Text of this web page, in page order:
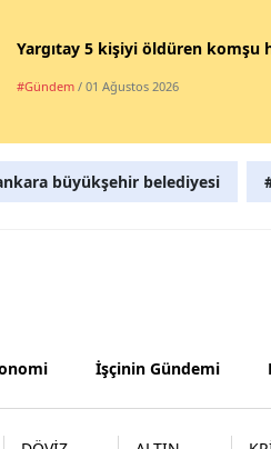
Tekirdağ
Van
Yargıtay 5 kişiyi öldüren komşu
#Gündem / 01 Ağustos 2026
büyükşehir belediyesi
İşçinin Gündemi